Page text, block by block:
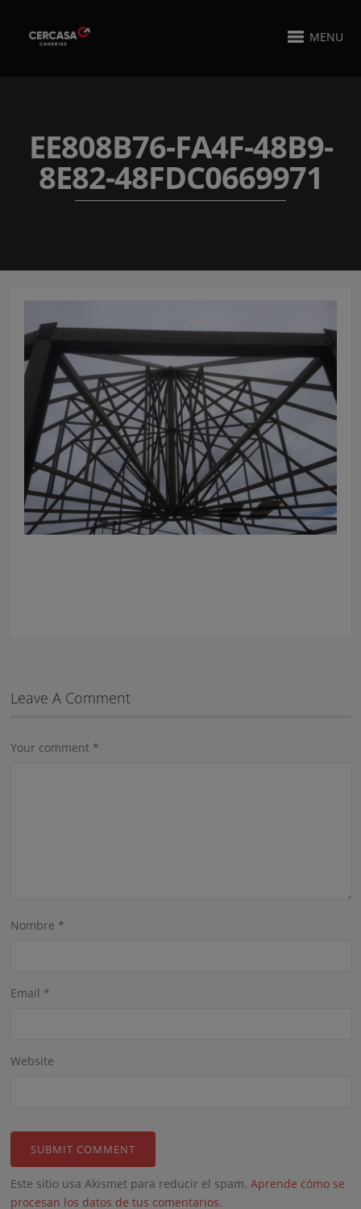
MENU
EE808B76-FA4F-48B9-
8E82-48FDC0669971
Leave A Comment
Your comment *
Nombre *
Email *
Website
Este sitio usa Akismet para reducir el spam.Aprende cómo se
procesan los datos de tus comentarios.